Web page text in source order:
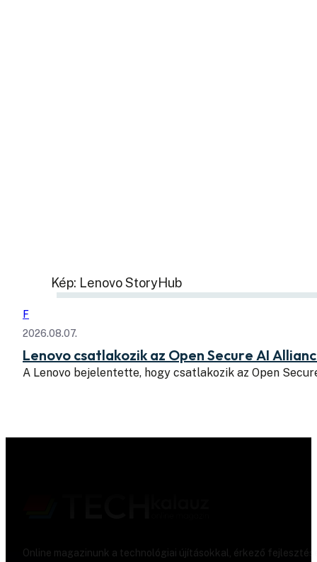
Kép: Lenovo StoryHub
F
2026.08.07.
Lenovo csatlakozik az Open Secure AI
A Lenovo bejelentette, hogy csatlakozik az Open
Online magazinunk a technológiai újításokkal, érkező